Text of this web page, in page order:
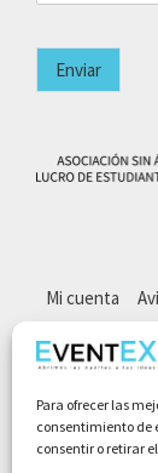
Para ofrecer las
consentimiento de
consentir o retirar
Enviar
Mi cuenta